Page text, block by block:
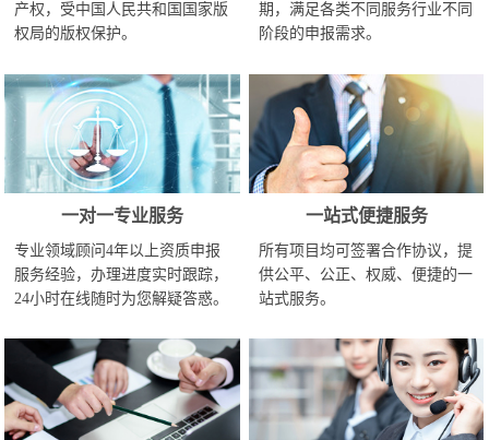
产权，受中国人民共和国国家版
权局的版权保护。
期，满足各类不同服务行业不同
阶段的申报需求。
一对一专业服务
专业领域顾问4年以上资质申报
服务经验，办理进度实时跟踪，
24小时在线随时为您解疑答惑。
一站式便捷服务
所有项目均可签署合作协议，提
供公平、公正、权威、便捷的一
站式服务。